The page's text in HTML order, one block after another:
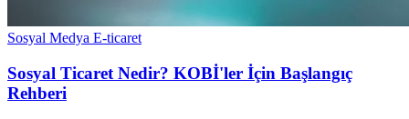
Sosyal Medya E-ticaret
Sosyal Ticaret Nedir? KOBİ'ler İçin Başlangıç
Rehberi